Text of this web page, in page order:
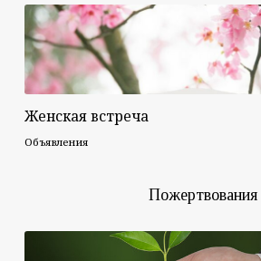
Женская встреча
Объявления
Пожертвования